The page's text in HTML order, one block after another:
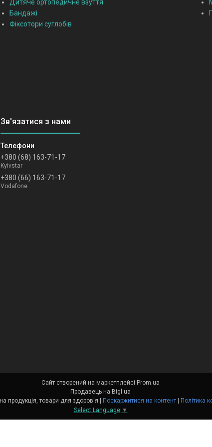
Дитяче ортопедичне взуття
Бандажі
Фіксотори суглобів
+380 (68) 163-71-17
Kyivstar
+380 (66) 163-71-17
Vodafone
Сайт створений на маркетплейсі Prom.ua
Продавець на Bigl.ua
Medort - Ортопедична продукція, товари для здоров'я | Поскаржитися на контент | Політика
Select Language ▼